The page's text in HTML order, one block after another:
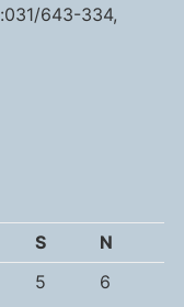
643-334,
S
N
5 6